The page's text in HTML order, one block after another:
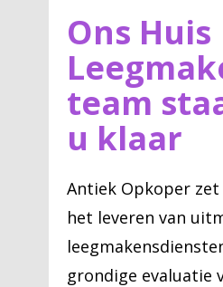
Ons Huis
team
u klaar
Antiek Opkoper
het leveren van
grondige evaluatie